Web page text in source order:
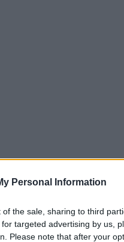
Personal Information
of the sale, sharing to third
targeted advertising by us,
Please note that after your